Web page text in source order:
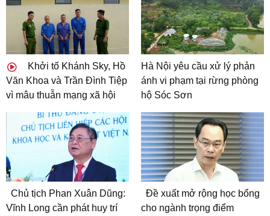
Khởi tố Khánh Sky, Hồ
Văn Khoa và Trần Đình Tiệp
vì mâu thuẫn mạng xã hội
Hà Nội yêu cầu xử lý phản
ánh vi phạm tại rừng phòng
hộ Sóc Sơn
Chủ tịch Phan Xuân Dũng:
Vĩnh Long cần phát huy trí
Đề xuất mở rộng học bổng
cho ngành trọng điểm